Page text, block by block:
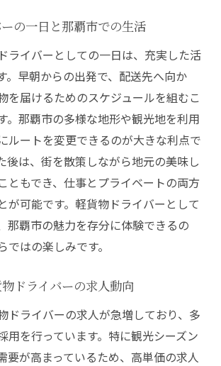
の一日と那覇市での生活
ライバーとしての一日は、充実した活
。早朝からの出発で、配送先へ向か
を届けるためのスケジュールを組むこ
。那覇市の多様な地形や観光地を利用
ルートを変更できるのが大きな利点で
後は、街を散策しながら地元の美味し
ともでき、仕事とプライベートの両方
が可能です。軽貨物ドライバーとして
那覇市の魅力を存分に体験できるの
ではの楽しみです。
ドライバーの求人動向
ドライバーの求人が急増しており、多
用を行っています。特に観光シーズン
要が高まっているため、高単価の求人